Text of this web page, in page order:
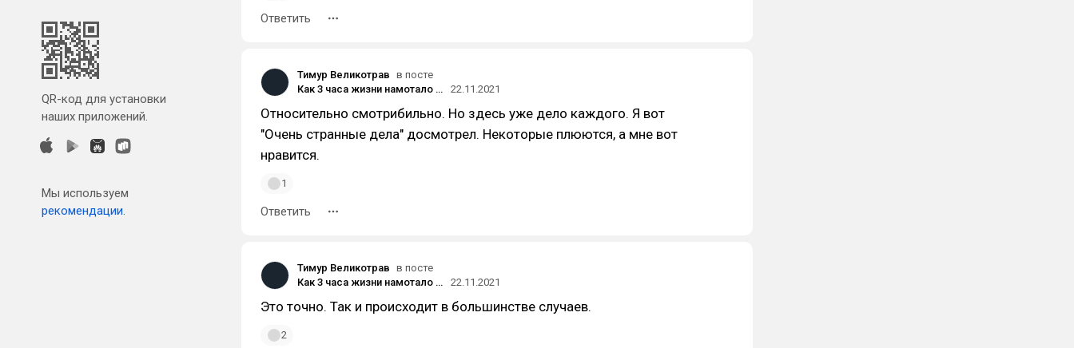
QR-код для установки
наших приложений.
Мы используем
рекомендации.
Ответить
Тимур Великотрав в посте
Как 3 часа жизни намотало на «Колесо времени»
22.11.2021
Относительно смотрибильно. Но здесь уже дело каждого. Я вот
"Очень странные дела" досмотрел. Некоторые плюются, а мне вот
нравится.
1
Ответить
Тимур Великотрав в посте
Как 3 часа жизни намотало на «Колесо времени»
22.11.2021
Это точно. Так и происходит в большинстве случаев.
2